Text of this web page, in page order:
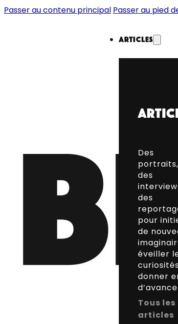
Passer au contenu principal Passer au pied
Articles
Des
portraits,
des
des
pour
de
éveiller
donner
Tous les
articles